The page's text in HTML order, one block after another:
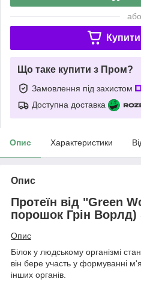
або
Що таке купити з Пром?
Замовлення під захистом
Доступна доставка
Опис Характеристики
Опис
Протеїн від "Green
порошок Грін Ворлд)
Опис
Білок у людському організмі
він бере участь у формуванні
інших органів.